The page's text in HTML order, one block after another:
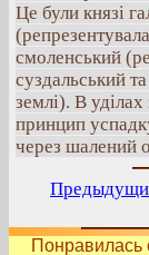
Це були князі
смоленський
суздальський
землі). В
принцип
через шалений
Понравилась